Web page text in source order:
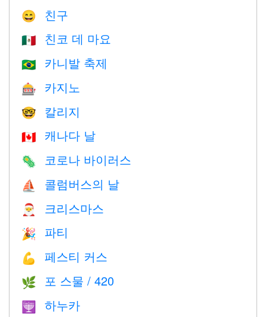
😄 친구
🇲🇽 친코 데 마요
🇧🇷 카니발 축제
🎰 카지노
🤓 칼리지
🇨🇦 캐나다 날
🦠 코로나 바이러스
⛵️ 콜럼버스의 날
🎅 크리스마스
🎉 파티
💪 페스티 커스
🌿 포 스물 / 420
🕎 하누카